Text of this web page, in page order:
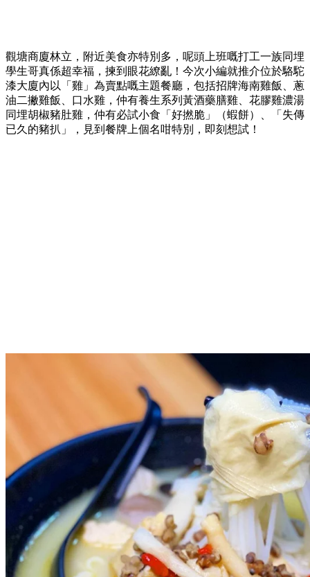
觀塘商廈林立，附近美食亦特別多，呢頭上班嘅打工一族同埋
學生哥真係超幸福，揀到眼花繚亂！今次小編就推介位於駱駝
漆大廈內以「雞」為賣點嘅主題餐廳，包括招牌海南雞飯、蔥
油二撇雞飯、口水雞，仲有養生系列黃酒藥膳雞、花膠雞濃湯
同埋胡椒豬肚雞，仲有必試小食「好撚脆」（蝦餅）、「失傳
已久的豬扒」，見到餐牌上個名咁特別，即刻想試！